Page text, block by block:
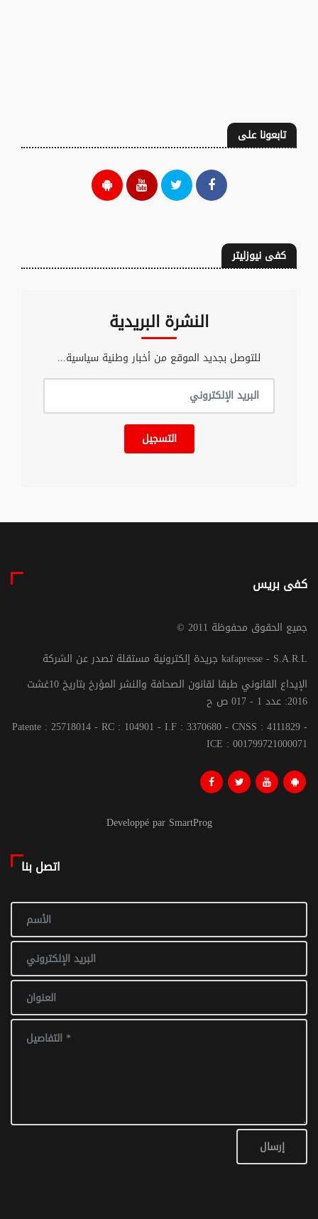
تابعونا على
كفى نيوزليتر
النشرة البريدية
للتوصل بجديد الموقع من أخبار وطنية سياسية...
التسجيل
كفى بريس
© جميع الحقوق محفوظة 2011
جريدة إلكترونية مستقلة تصدر عن الشركة kafapresse - S.A.R.L
الإيداع القانوني طبقا لقانون الصحافة والنشر المؤرخ بتاريخ 10غشت
2016: عدد 1 - 017 ص ح
Patente : 25718014 - RC : 104901 - I.F : 3370680 - CNSS : 4111829 -
ICE : 001799721000071
Developpé par SmartProg
اتصل بنا